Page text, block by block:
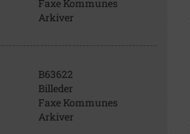
Faxe Kommunes
Arkiver
B63622
Billeder
Faxe Kommunes
Arkiver